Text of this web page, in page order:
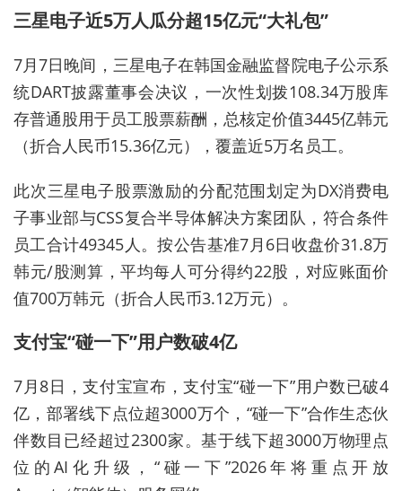
三星电子近5万人瓜分超15亿元“大礼包”
7月7日晚间，三星电子在韩国金融监督院电子公示系
统DART披露董事会决议，一次性划拨108.34万股库
存普通股用于员工股票薪酬，总核定价值3445亿韩元
（折合人民币15.36亿元），覆盖近5万名员工。
此次三星电子股票激励的分配范围划定为DX消费电
子事业部与CSS复合半导体解决方案团队，符合条件
员工合计49345人。按公告基准7月6日收盘价31.8万
韩元/股测算，平均每人可分得约22股，对应账面价
值700万韩元（折合人民币3.12万元）。
支付宝“碰一下”用户数破4亿
7月8日，支付宝宣布，支付宝“碰一下”用户数已破4
亿，部署线下点位超3000万个，“碰一下”合作生态伙
伴数目已经超过2300家。基于线下超3000万物理点
位的AI化升级，“碰一下”2026年将重点开放